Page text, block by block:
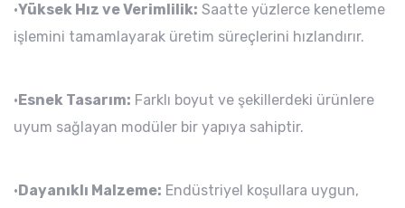
•Yüksek Hız ve Verimlilik: Saatte yüzlerce kenetleme
işlemini tamamlayarak üretim süreçlerini hızlandırır.
•Esnek Tasarım: Farklı boyut ve şekillerdeki ürünlere
uyum sağlayan modüler bir yapıya sahiptir.
•Dayanıklı Malzeme: Endüstriyel koşullara uygun,